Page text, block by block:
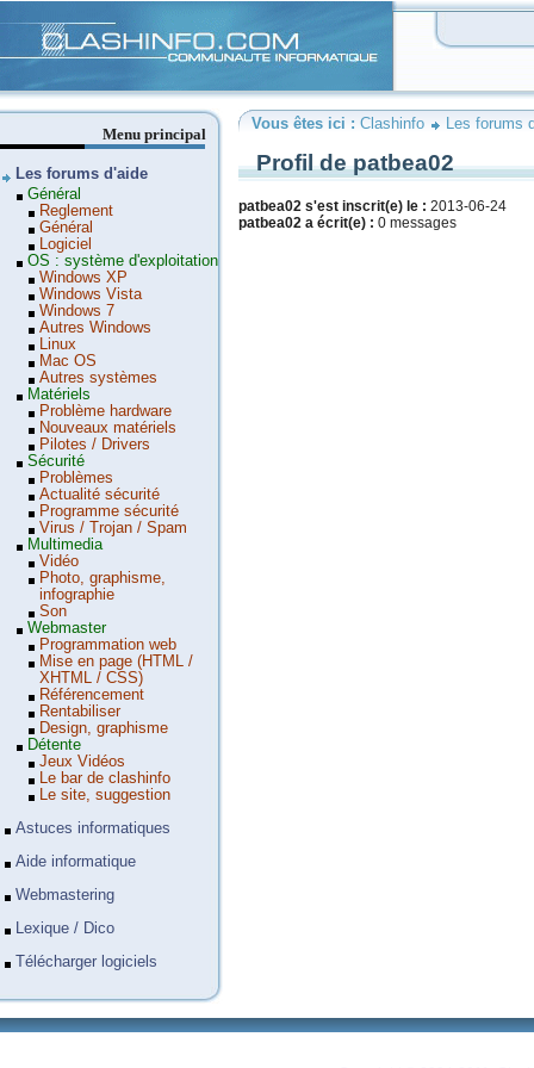
Vous êtes ici : Clashinfo Les forums
Profil de patbea02
patbea02 s'est inscrit(e) le : 2013-06-24
patbea02 a écrit(e) : 0 messages
Menu principal
Les forums d'aide
Général
Reglement
Général
Logiciel
OS : système d'exploitation
Windows XP
Windows Vista
Windows 7
Autres Windows
Linux
Mac OS
Autres systèmes
Matériels
Problème hardware
Nouveaux matériels
Pilotes / Drivers
Sécurité
Problèmes
Actualité sécurité
Programme sécurité
Virus / Trojan / Spam
Multimedia
Vidéo
Photo, graphisme,
infographie
Son
Webmaster
Programmation web
Mise en page (HTML /
XHTML / CSS)
Référencement
Rentabiliser
Design, graphisme
Détente
Jeux Vidéos
Le bar de clashinfo
Le site, suggestion
Astuces informatiques
Aide informatique
Webmastering
Lexique / Dico
Télécharger logiciels